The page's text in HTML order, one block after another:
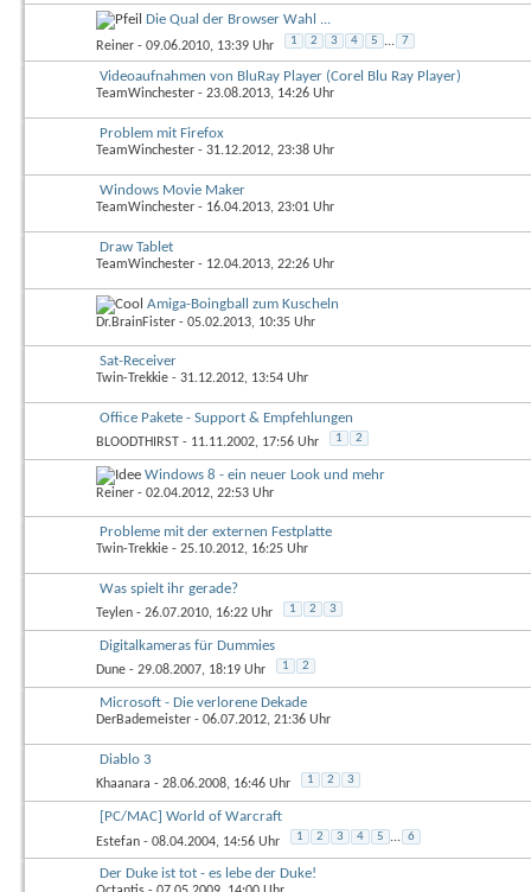
Die Qual der Browser Wahl ...
Reiner - 09.06.2010, 13:39 Uhr 1 2 3 4 5 ... 7
Videoaufnahmen von BluRay Player (Corel Blu Ray Player)
TeamWinchester - 23.08.2013, 14:26 Uhr
Problem mit Firefox
TeamWinchester - 31.12.2012, 23:38 Uhr
Windows Movie Maker
TeamWinchester - 16.04.2013, 23:01 Uhr
Draw Tablet
TeamWinchester - 12.04.2013, 22:26 Uhr
Amiga-Boingball zum Kuscheln
Dr.BrainFister - 05.02.2013, 10:35 Uhr
Sat-Receiver
Twin-Trekkie - 31.12.2012, 13:54 Uhr
Office Pakete - Support & Empfehlungen
BLOODTHIRST - 11.11.2002, 17:56 Uhr 1 2
Windows 8 - ein neuer Look und mehr
Reiner - 02.04.2012, 22:53 Uhr
Probleme mit der externen Festplatte
Twin-Trekkie - 25.10.2012, 16:25 Uhr
Was spielt ihr gerade?
Teylen - 26.07.2010, 16:22 Uhr 1 2 3
Digitalkameras für Dummies
Dune - 29.08.2007, 18:19 Uhr 1 2
Microsoft - Die verlorene Dekade
DerBademeister - 06.07.2012, 21:36 Uhr
Diablo 3
Khaanara - 28.06.2008, 16:46 Uhr 1 2 3
[PC/MAC] World of Warcraft
Estefan - 08.04.2004, 14:56 Uhr 1 2 3 4 5 ... 6
Der Duke ist tot - es lebe der Duke!